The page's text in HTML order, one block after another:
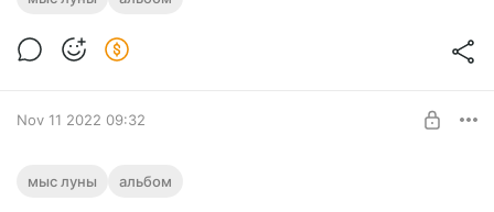
Nov 11 2022 09:32
Скачать "Легенды острова Нантакет" до
мыс луны альбом